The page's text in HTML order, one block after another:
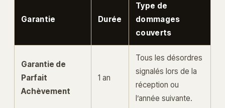
Garantie Durée
Type de
dommages
couverts
Garantie de
Parfait
Achèvement
1 an
Tous les désordres
signalés lors de la
réception ou
l’année suivante.